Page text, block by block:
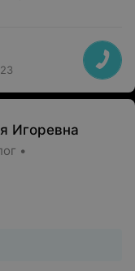
Игоревна
•